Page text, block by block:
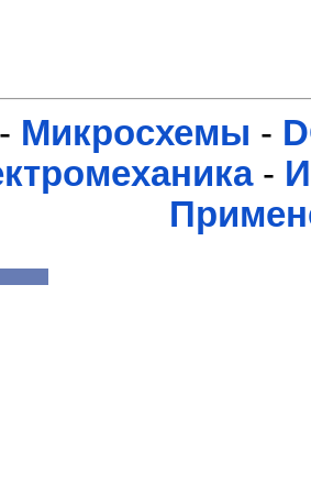
- Микросхемы -
-